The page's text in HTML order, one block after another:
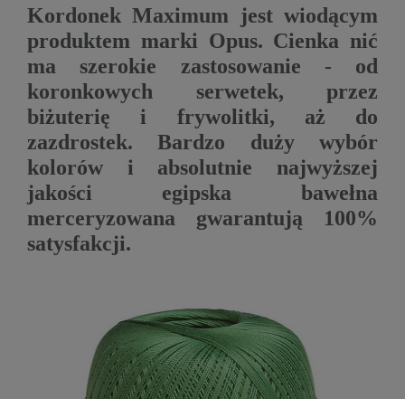
Kordonek Maximum jest wiodącym
produktem marki Opus. Cienka nić
ma szerokie zastosowanie - od
koronkowych serwetek, przez
biżuterię i frywolitki, aż do
zazdrostek. Bardzo duży wybór
kolorów i absolutnie najwyższej
jakości egipska bawełna
merceryzowana gwarantują 100%
satysfakcji.